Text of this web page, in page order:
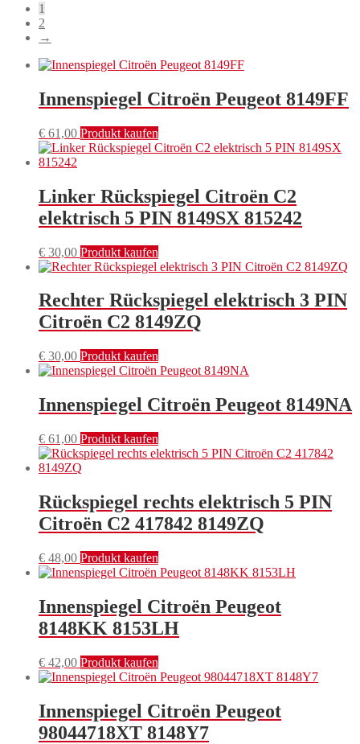
1
2
→
Innenspiegel Citroën Peugeot 8149FF
€ 61,00 Produkt kaufen
Linker Rückspiegel Citroën C2
elektrisch 5 PIN 8149SX 815242
€ 30,00 Produkt kaufen
Rechter Rückspiegel elektrisch 3 PIN
Citroën C2 8149ZQ
€ 30,00 Produkt kaufen
Innenspiegel Citroën Peugeot 8149NA
€ 61,00 Produkt kaufen
Rückspiegel rechts elektrisch 5 PIN
Citroën C2 417842 8149ZQ
€ 48,00 Produkt kaufen
Innenspiegel Citroën Peugeot
8148KK 8153LH
€ 42,00 Produkt kaufen
Innenspiegel Citroën Peugeot
98044718XT 8148Y7